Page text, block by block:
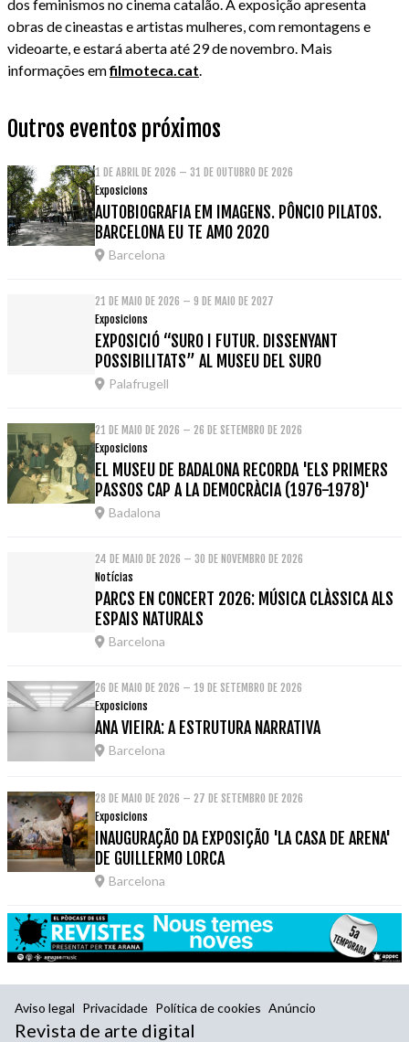
dos feminismos no cinema catalão. A exposição apresenta
obras de cineastas e artistas mulheres, com remontagens e
videoarte, e estará aberta até 29 de novembro. Mais
informações emfilmoteca.cat
Outros eventos próximos
1 DE ABRIL DE 2026 – 31 DE OUTUBRO DE 2026
Exposicions
AUTOBIOGRAFIA EM IMAGENS. PÔNCIO PILATOS.
BARCELONA EU TE AMO 2020
Barcelona
21 DE MAIO DE 2026 – 9 DE MAIO DE 2027
Exposicions
EXPOSICIÓ “SURO I FUTUR. DISSENYANT
POSSIBILITATS” AL MUSEU DEL SURO
Palafrugell
21 DE MAIO DE 2026 – 26 DE SETEMBRO DE 2026
Exposicions
EL MUSEU DE BADALONA RECORDA 'ELS PRIMERS
PASSOS CAP A LA DEMOCRÀCIA (1976-1978)'
Badalona
24 DE MAIO DE 2026 – 30 DE NOVEMBRO DE 2026
Notícias
PARCS EN CONCERT 2026: MÚSICA CLÀSSICA ALS
ESPAIS NATURALS
Barcelona
26 DE MAIO DE 2026 – 19 DE SETEMBRO DE 2026
Exposicions
ANA VIEIRA: A ESTRUTURA NARRATIVA
Barcelona
28 DE MAIO DE 2026 – 27 DE SETEMBRO DE 2026
Exposicions
INAUGURAÇÃO DA EXPOSIÇÃO 'LA CASA DE ARENA'
DE GUILLERMO LORCA
Barcelona
Aviso legal Privacidade Política de cookies Anúncio
Revista de arte digital